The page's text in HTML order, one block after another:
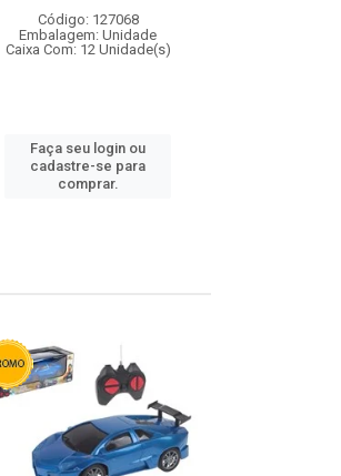
Código: 127068
Embalagem: Unidade
Caixa Com: 12 Unidade(s)
Faça seu login ou
cadastre-se para
comprar.